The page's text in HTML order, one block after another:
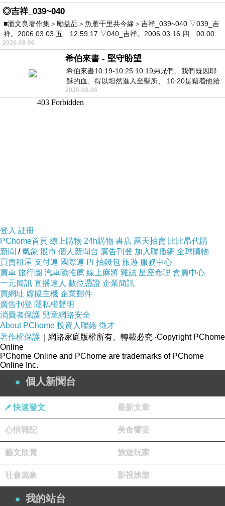
◎吉祥_039~040
■潘文良著作集＞勵益品＞魚雁千里共今緣＞吉祥_039~040 ▽039_吉
祥。2006.03.03.五 12:59:17 ▽040_吉祥。2006.03.16.四 00:00:
2026-08-06
希伯來書 - 堅守盼望
希伯來書10:19-10:25 10:19弟兄們、我們既因耶
穌的血、得以坦然進入至聖所、 10:20是藉着他給
我們開了一條又新又活的路從幔子經過
2026-08-06
登入 註冊
PChome首頁 線上購物 24h購物 書店 露天拍賣 比比昂代購
新聞 /氣象 股市 個人新聞台 廣告刊登 加入聯播網 全球購物
買賣租屋 支付連 國際連 Pi 拍錢包 旅遊 服務中心
買車 旅行團 汽車險推薦 線上麻將 雜誌 星座命理 會員中心
一元簡訊 直播達人 數位憑證 企業簡訊
買網址 虛擬主機 企業郵件
廣告刊登 隱私權聲明
消費者保護 兒童網路安全
About PChome 投資人聯絡 徵才
著作權保護 ｜網路家庭版權所有、轉載必究 ‧Copyright PChome
Online
PChome Online and PChome are trademarks of PChome
Online Inc.
個人新聞台
快速發文 最新文章
心情雜記 美食饗宴
藝文欣賞 旅遊玩家
社會萬象 影視娛樂
我的站台